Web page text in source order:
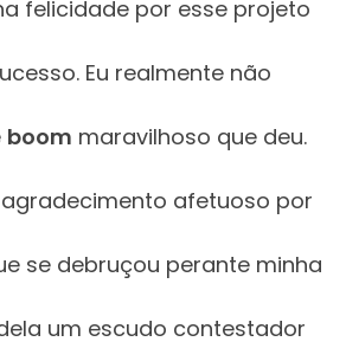
felicidade por esse projeto
Eu realmente não
boom maravilhoso que deu.
afetuoso por
se debruçou perante minha
um escudo contestador